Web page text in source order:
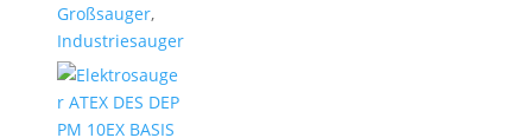
Großsauger,
Industriesauger